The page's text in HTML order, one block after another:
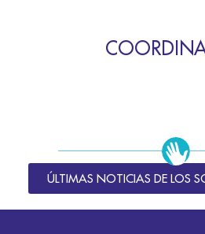
ÚLTIMAS NOTICIAS DE LOS